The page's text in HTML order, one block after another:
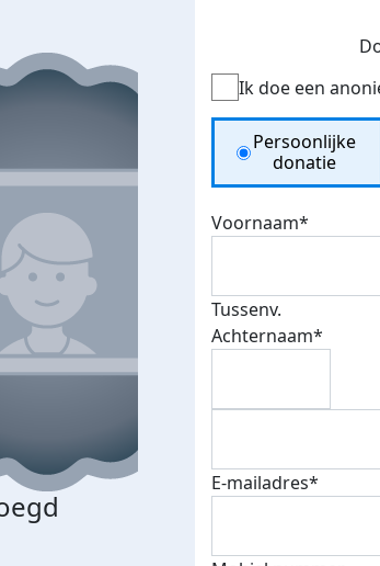
E-
Top
Ik doe een
Donation Type
Persoonlijke
donatie
Voornaam*
Tussenv.
Achternaam*
E-mailadres*